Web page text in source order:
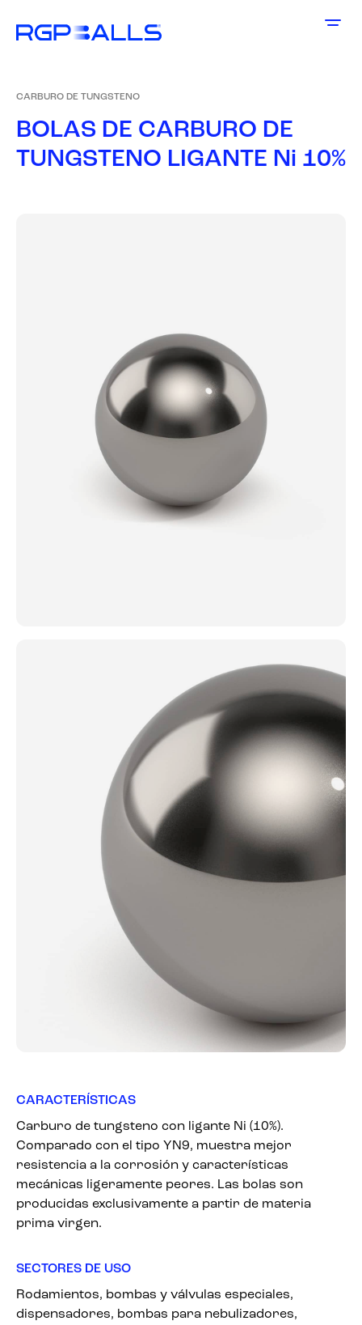
CARBURO DE TUNGSTENO
BOLAS DE CARBURO DE
TUNGSTENO LIGANTE Ni 10%
CARACTERÍSTICAS
Carburo de tungsteno con ligante Ni (10%).
Comparado con el tipo YN9, muestra mejor
resistencia a la corrosión y características
mecánicas ligeramente peores. Las bolas son
producidas exclusivamente a partir de materia
prima virgen.
SECTORES DE USO
Rodamientos, bombas y válvulas especiales,
dispensadores, bombas para nebulizadores,